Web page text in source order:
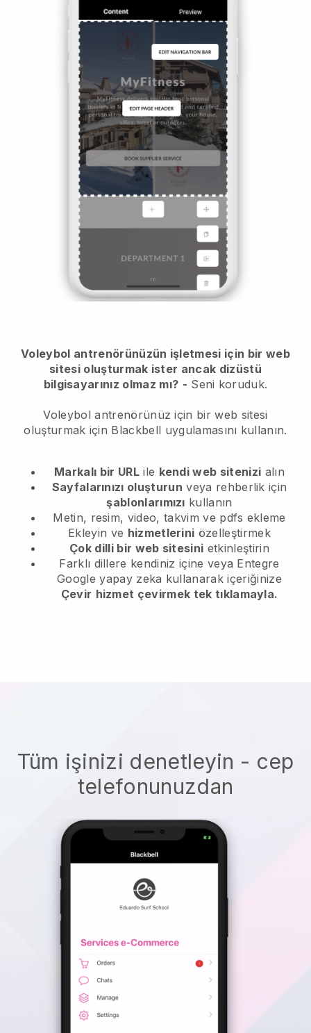
Voleybol antrenörünüzün işletmesi için bir web
sitesi oluşturmak ister ancak dizüstü
bilgisayarınız olmaz mı? - Seni koruduk.
Voleybol antrenörünüz için bir web sitesi
oluşturmak için Blackbell uygulamasını kullanın.
Markalı bir URLile kendi web sitenizi alın
Sayfalarınızı oluşturun veya rehberlik için
şablonlarımızı kullanın
Metin, resim, video, takvim ve pdfs ekleme
Ekleyin ve hizmetlerini özelleştirmek
Çok dilli bir web sitesini etkinleştirin
Farklı dillere kendiniz içine veya Entegre
Google yapay zeka kullanarak içeriğinize
Çevir hizmet çevirmek tek tıklamayla.
Tüm işinizi denetleyin - cep
telefonunuzdan